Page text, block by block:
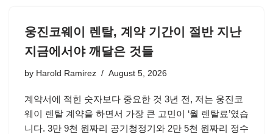
웅진코웨이 렌탈, 계약 기간이 절반 지난
지금에서야 깨달은 것들
by Harold Ramirez August 5, 2026
계약서에 적힌 숫자보다 중요한 것 3년 전, 저는 웅진코
웨이 렌탈 계약을 하면서 가장 큰 고민이 ‘월 렌탈료’였습
니다. 3만 9천 원짜리 공기청정기와 2만 5천 원짜리 정수